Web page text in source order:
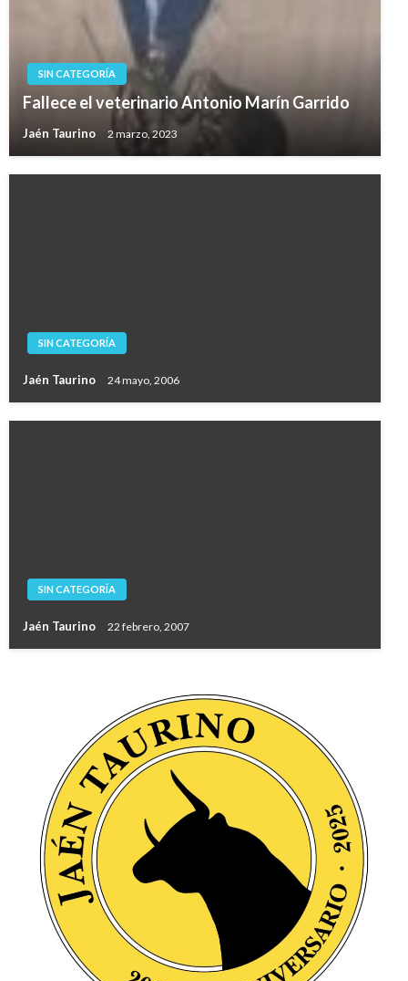
SIN CATEGORÍA
Fallece el veterinario Antonio Marín Garrido
Jaén Taurino 2 marzo, 2023
SIN CATEGORÍA
Jaén Taurino 24 mayo, 2006
SIN CATEGORÍA
Jaén Taurino 22 febrero, 2007